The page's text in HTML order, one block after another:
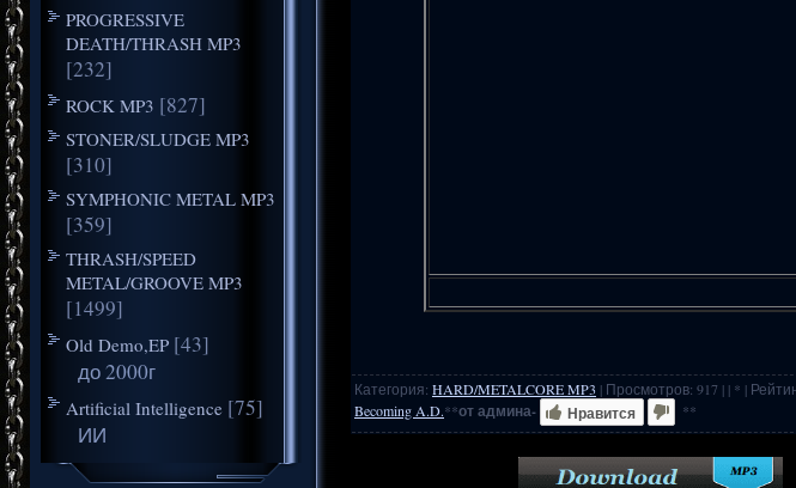
PROGRESSIVE
DEATH/THRASH MP3
[232]
ROCK MP3 [827]
STONER/SLUDGE MP3
[310]
SYMPHONIC METAL MP3
[359]
THRASH/SPEED
METAL/GROOVE MP3
[1499]
Old Demo,EP [43]
до 2000г
Artificial Intelligence [75]
ИИ
Категория: HARD/METALCORE MP3 | Просмотров: 917 | | * |
Becoming A.D.**от админа- Нравится **